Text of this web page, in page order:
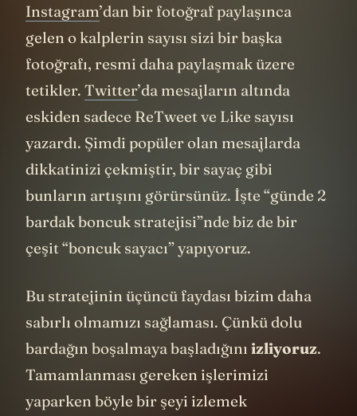
Instagram’dan bir fotoğraf paylaşınca
gelen o kalplerin sayısı sizi bir başka
fotoğrafı, resmi daha paylaşmak üzere
tetikler. Twitter’da mesajların altında
eskiden sadece ReTweet ve Like sayısı
yazardı. Şimdi popüler olan mesajlarda
dikkatinizi çekmiştir, bir sayaç gibi
bunların artışını görürsünüz. İşte “günde 2
bardak boncuk stratejisi”nde biz de bir
çeşit “boncuk sayacı” yapıyoruz.
Bu stratejinin üçüncü faydası bizim daha
sabırlı olmamızı sağlaması. Çünkü dolu
bardağın boşalmaya başladığını izliyoruz.
Tamamlanması gereken işlerimizi
yaparken böyle bir şeyi izlemek